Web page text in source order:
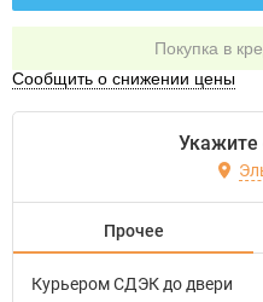
Покупка в
Сообщить о снижении цены
Укажите
Прочее
Курьером СДЭК до двери